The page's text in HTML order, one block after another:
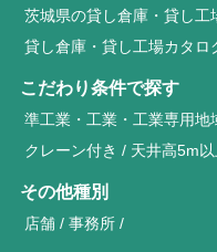
茨城県の貸し倉庫・貸し工
貸し倉庫・貸し工場カタロ
こだわり条件で探す
準工業・工業・工業専用地
クレーン付き
天井高5m
その他種別
店舗 事務所